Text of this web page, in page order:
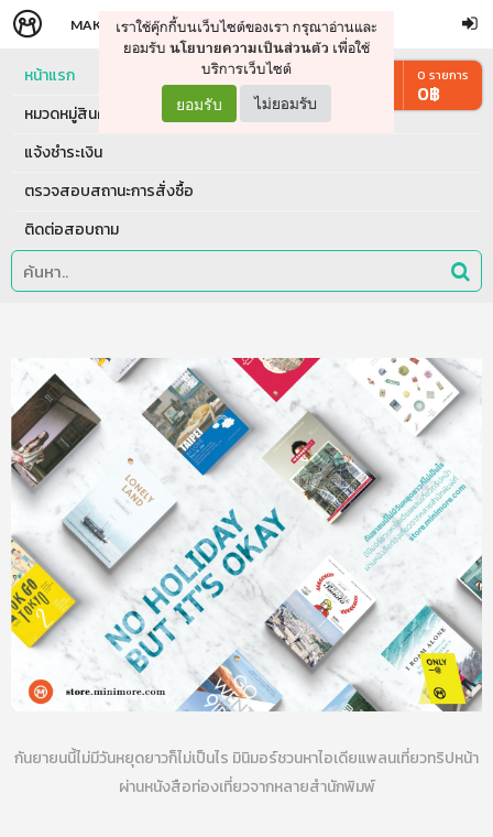
จัดการรถเข็น ดำเนินการต่อ
MAKERS STORE
เราใช้คุ๊กกี้บนเว็บไซต์ของเรา กรุณาอ่านและ
ยอมรับ นโยบายความเป็นส่วนตัว เพื่อใช้
บริการเว็บไซต์
ยอมรับ ไม่ยอมรับ
หน้าแรก
หมวดหมู่สินค้า
แจ้งชำระเงิน
ตรวจสอบสถานะการสั่งซื้อ
ติดต่อสอบถาม
0 รายการ
0฿
กันยายนนี้ไม่มีวันหยุดยาวก็ไม่เป็นไร มินิมอร์ชวนหาไอเดียแพลนเที่ยวทริปหน้า
ผ่านหนังสือท่องเที่ยวจากหลายสำนักพิมพ์